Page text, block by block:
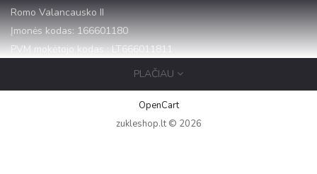
Romo Valancausko II
Įmonės kodas: 166601180
PVM mokėtojo kodas : LT666011811
Mazeikiai Draugystes 16-1
zukleshop12@gmail.com
PLAČIAU
OpenCart
zukleshop.lt © 2026